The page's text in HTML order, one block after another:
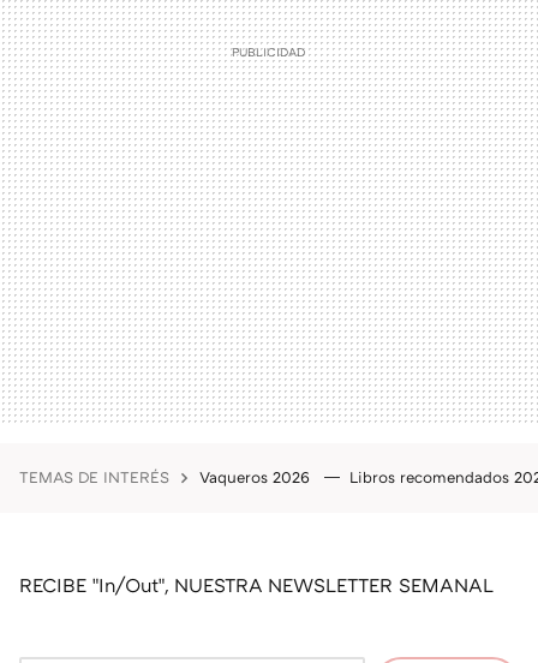
TEMAS DE INTERÉS Vaqueros 2026 Libros recomendados
RECIBE "In/Out", NUESTRA NEWSLETTER SEMANAL